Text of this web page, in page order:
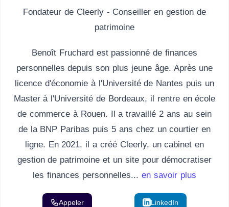
Fondateur de Cleerly - Conseiller en gestion de
patrimoine
Benoît Fruchard est passionné de finances
personnelles depuis son plus jeune âge. Après une
licence d'économie à l'Université de Nantes puis un
Master à l'Université de Bordeaux, il rentre en école
de commerce à Rouen. Il a travaillé 2 ans au sein
de la BNP Paribas puis 5 ans chez un courtier en
ligne. En 2021, il a créé Cleerly, un cabinet en
gestion de patrimoine et un site pour démocratiser
les finances personnelles... en savoir plus
Appeler LinkedIn